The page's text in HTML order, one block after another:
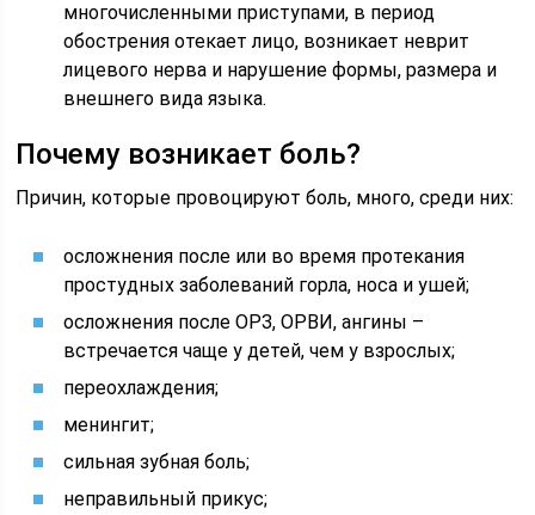
многочисленными приступами, в период
обострения отекает лицо, возникает неврит
лицевого нерва и нарушение формы, размера и
внешнего вида языка.
Почему возникает боль?
Причин, которые провоцируют боль, много, среди них:
осложнения после или во время протекания
простудных заболеваний горла, носа и ушей;
осложнения после ОРЗ, ОРВИ, ангины –
встречается чаще у детей, чем у взрослых;
переохлаждения;
менингит;
сильная зубная боль;
неправильный прикус;